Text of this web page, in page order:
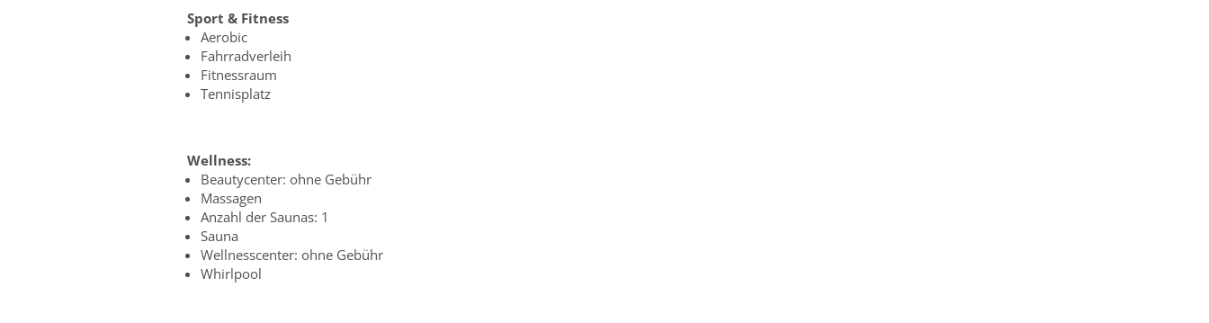
Sport & Fitness
Aerobic
Fahrradverleih
Fitnessraum
Tennisplatz
Wellness:
Beautycenter: ohne Gebühr
Massagen
Anzahl der Saunas: 1
Sauna
Wellnesscenter: ohne Gebühr
Whirlpool